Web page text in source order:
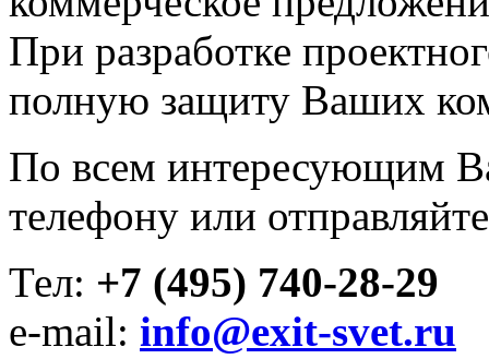
При разработке
полную защиту Ваших
По всем интересующим
телефону или
Тел: +7 (495) 740-28-29
e-mail: info@exit-svet.ru